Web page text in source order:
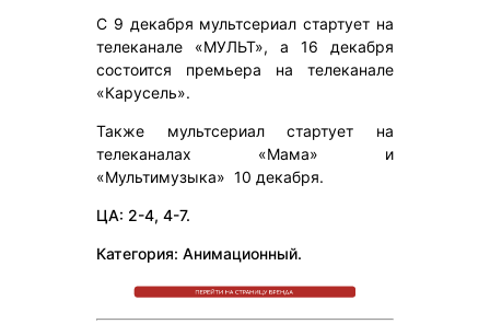
С 9 декабря мультсериал стартует на
телеканале «МУЛЬТ», а 16 декабря
состоится премьера на телеканале
«Карусель».
Также мультсериал стартует на
телеканалах «Мама» и
«Мультимузыка» 10 декабря.
ЦА: 2-4, 4-7.
Категория: Анимационный.